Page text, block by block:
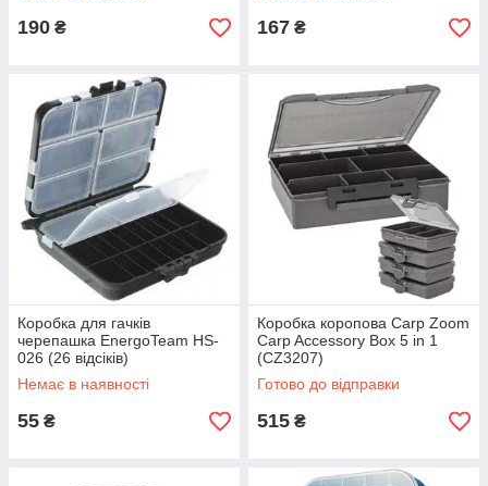
190 ₴ 167 ₴
Коробка для гачків
черепашка EnergoTeam HS-
026 (26 відсіків)
Немає в наявності
55 ₴
Коробка коропова Carp Zoom
Carp Accessory Box 5 in 1
(CZ3207)
Готово до відправки
515 ₴